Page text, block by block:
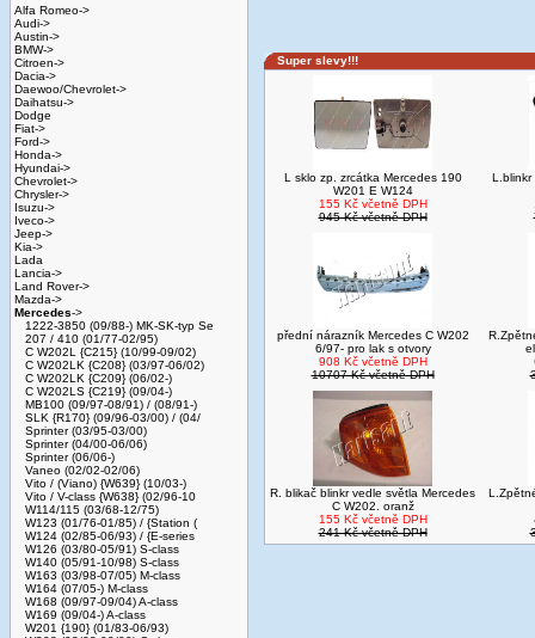
Alfa Romeo->
Audi->
Austin->
BMW->
Citroen->
Dacia->
Daewoo/Chevrolet->
Daihatsu->
Dodge
Fiat->
Ford->
Honda->
Hyundai->
Chevrolet->
Chrysler->
Isuzu->
Iveco->
Jeep->
Kia->
Lada
Lancia->
Land Rover->
Mazda->
Mercedes->
1222-3850 (09/88-) MK-SK-typ Se
207 / 410 (01/77-02/95)
C W202L {C215} (10/99-09/02)
C W202LK {C208} (03/97-06/02)
C W202LK {C209} (06/02-)
C W202LS {C219} (09/04-)
MB100 (09/97-08/91) / (08/91-)
SLK {R170} (09/96-03/00) / (04/
Sprinter (03/95-03/00)
Sprinter (04/00-06/06)
Sprinter (06/06-)
Vaneo (02/02-02/06)
Vito / (Viano) {W639} (10/03-)
Vito / V-class {W638} (02/96-10
W114/115 (03/68-12/75)
W123 (01/76-01/85) / {Station (
W124 (02/85-06/93) / {E-series
W126 (03/80-05/91) S-class
W140 (05/91-10/98) S-class
W163 (03/98-07/05) M-class
W164 (07/05-) M-class
W168 (09/97-09/04) A-class
W169 (09/04-) A-class
W201 {190} (01/83-06/93)
Super slevy!!!
L sklo zp. zrcátka Mercedes 190
W201 E W124
155 Kč včetně DPH
945 Kč včetně DPH
L.blinkr
přední nárazník Mercedes C W202
6/97- pro lak s otvory
908 Kč včetně DPH
10707 Kč včetně DPH
R. blikač blinkr vedle světla Mercedes
C W202. oranž
155 Kč včetně DPH
241 Kč včetně DPH